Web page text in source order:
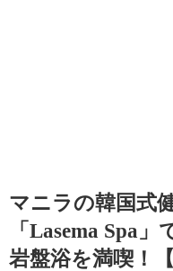
マニラの韓国式
「Lasema Spa」
岩盤浴を満喫！